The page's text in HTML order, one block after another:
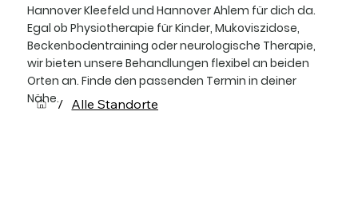
Hannover Kleefeld und Hannover Ahlem für dich da.
Egal ob Physiotherapie für Kinder, Mukoviszidose,
Beckenbodentraining oder neurologische Therapie,
wir bieten unsere Behandlungen flexibel an beiden
Orten an. Finde den passenden Termin in deiner
Nähe./ Alle Standorte